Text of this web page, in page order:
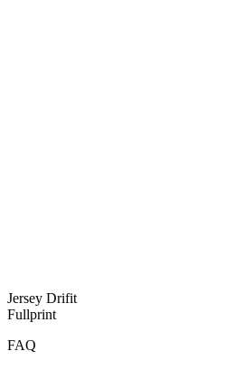
Jersey Drifit
Fullprint
FAQ